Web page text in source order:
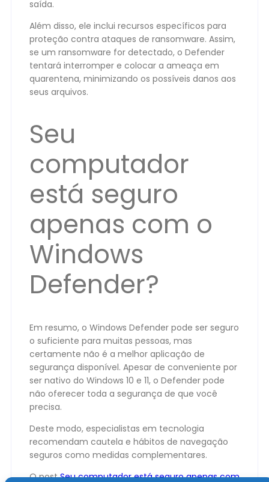
saída.
Além disso, ele inclui recursos específicos para
proteção contra ataques de ransomware. Assim,
se um ransomware for detectado, o Defender
tentará interromper e colocar a ameaça em
quarentena, minimizando os possíveis danos aos
seus arquivos.
Seu
computador
está seguro
apenas com o
Windows
Defender?
Em resumo, o Windows Defender pode ser seguro
o suficiente para muitas pessoas, mas
certamente não é a melhor aplicação de
segurança disponível. Apesar de conveniente por
ser nativo do Windows 10 e 11, o Defender pode
não oferecer toda a segurança de que você
precisa.
Deste modo, especialistas em tecnologia
recomendam cautela e hábitos de navegação
seguros como medidas complementares.
O postSeu computador está seguro apenas com